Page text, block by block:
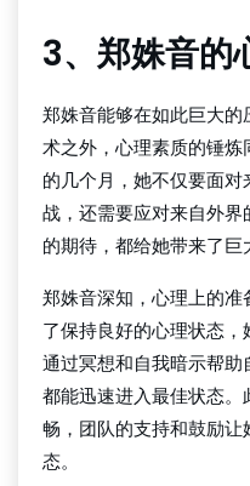
3、郑姝音的
郑姝音能够在如此巨大
术之外，心理素质的锤
的几个月，她不仅要面
战，还需要应对来自外
的期待，都给她带来了巨
郑姝音深知，心理上的
了保持良好的心理状态
通过冥想和自我暗示帮
都能迅速进入最佳状态
畅，团队的支持和鼓励
态。